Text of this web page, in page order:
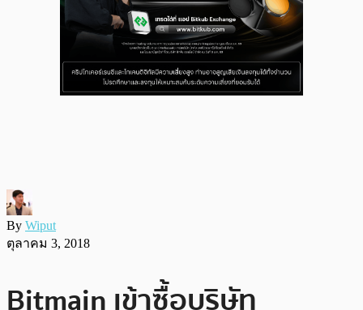
By Wiput
ตุลาคม 3, 2018
Bitmain เข้าซื้อบริษัท